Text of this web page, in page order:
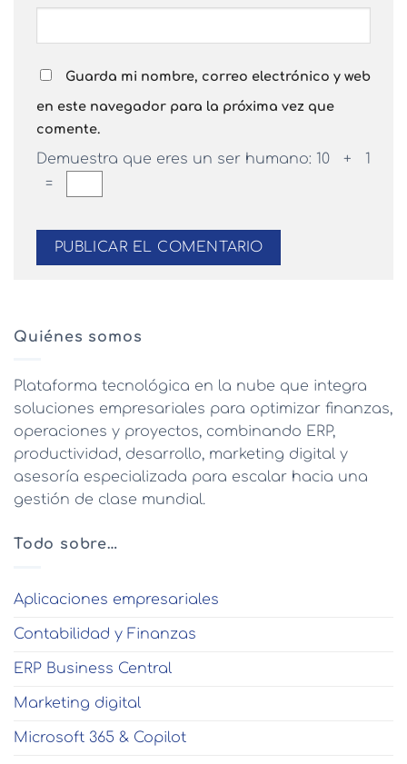
Guarda mi nombre, correo electrónico y web
en este navegador para la próxima vez que
comente.
Demuestra que eres un ser humano: 10 + 1
=
Quiénes somos
Plataforma tecnológica en la nube que integra
soluciones empresariales para optimizar finanzas,
operaciones y proyectos, combinando ERP,
productividad, desarrollo, marketing digital y
asesoría especializada para escalar hacia una
gestión de clase mundial.
Todo sobre…
Aplicaciones empresariales
Contabilidad y Finanzas
ERP Business Central
Marketing digital
Microsoft 365 & Copilot